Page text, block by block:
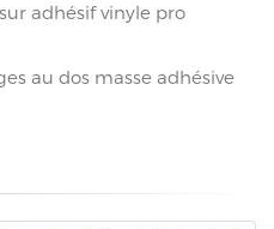
adhésif vinyle pro
au dos masse adhésive